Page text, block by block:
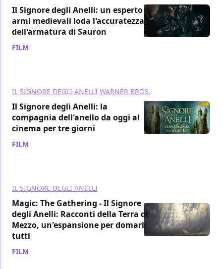
Il Signore degli Anelli: un esperto di
armi medievali loda l'accuratezza
dell'armatura di Sauron
FILM
IL SIGNORE DEGLI ANELLI WARNER BROS.
Il Signore degli Anelli: la
compagnia dell'anello da oggi al
cinema per tre giorni
FILM
IL SIGNORE DEGLI ANELLI
Magic: The Gathering - Il Signore
degli Anelli: Racconti della Terra di
Mezzo, un'espansione per domarli
tutti
FILM